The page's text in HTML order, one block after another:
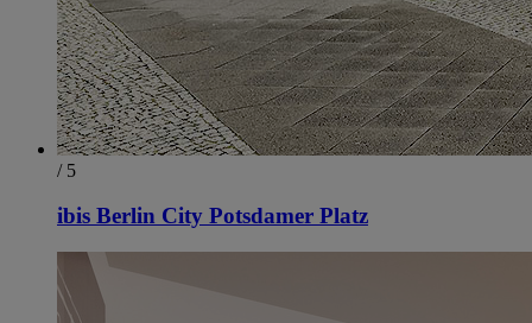
/ 5
ibis Berlin City Potsdamer Platz